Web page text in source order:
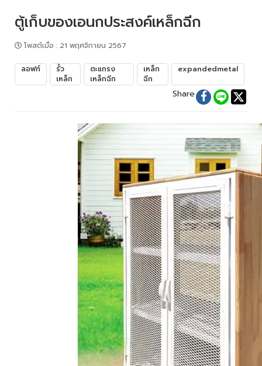
ตู้เก็บของเอนกประสงค์เหล็กฉีก
โพสต์เมื่อ : 21 พฤศจิกายน 2567
ลอฟท์
รั้ว
เหล็ก
ตะแกรง
เหล็กฉีก
เหล็ก
ฉีก
expandedmetal
Share